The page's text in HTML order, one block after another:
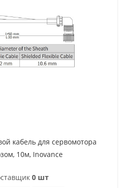
кабель для сервомотора
10м, Inovance
0 шт